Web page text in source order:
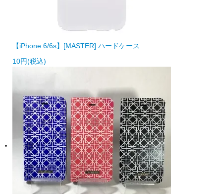
【iPhone 6/6s】[MASTER] ハードケース
10円(税込)